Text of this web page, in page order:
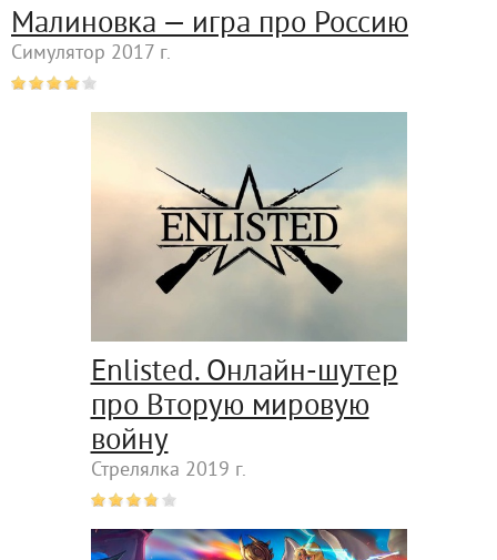
Малиновка — игра про Россию
Симулятор 2017 г.
Enlisted. Онлайн-шутер
про Вторую мировую
войну
Стрелялка 2019 г.